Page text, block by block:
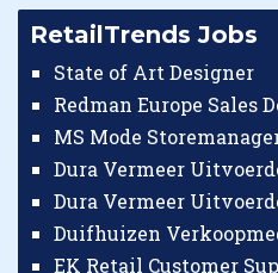
RetailTrends Jobs
State of Art Designer
Redman Europe Sales
MS Mode
Dura Vermeer
Dura Vermeer
Duifhuizen
EK Retail Customer